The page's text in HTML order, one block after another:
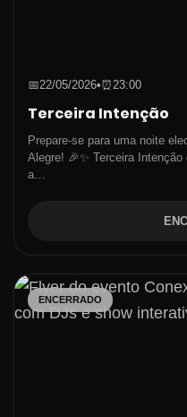
📅22/05/2026•⏰23:00
Terceira Intenção
Prepare-se para uma noite
Alegre! 🎉✨ Terceira
a…
ENCERRADO